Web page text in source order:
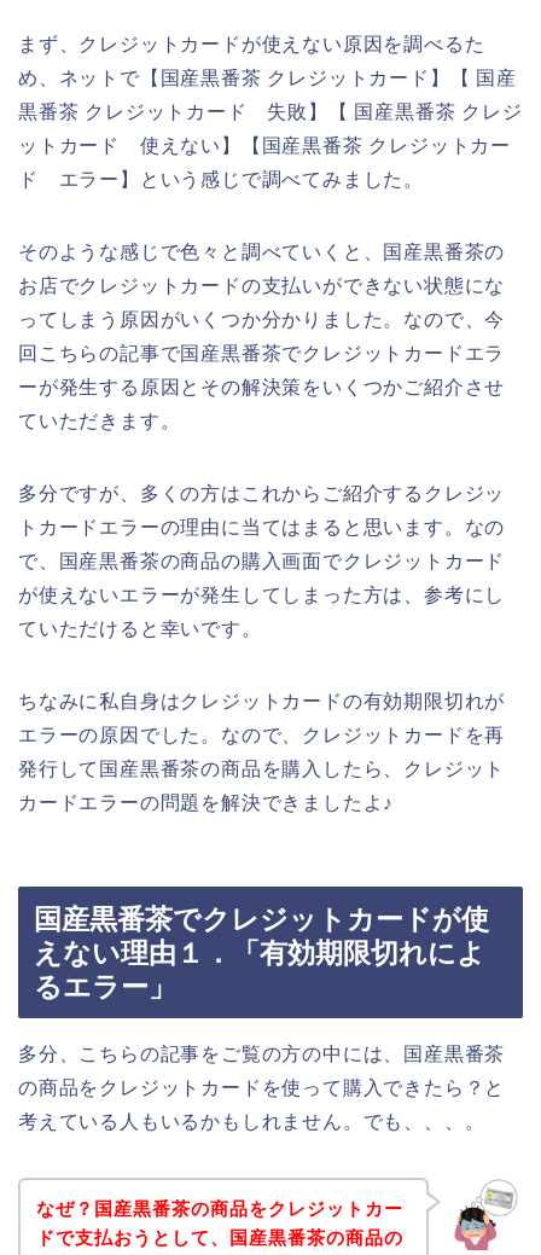
まず、クレジットカードが使えない原因を調べるた
め、ネットで【国産黒番茶 クレジットカード】【 国産
黒番茶 クレジットカード 失敗】【 国産黒番茶 クレジ
ットカード 使えない】【国産黒番茶 クレジットカー
ド エラー】という感じで調べてみました。
そのような感じで色々と調べていくと、国産黒番茶の
お店でクレジットカードの支払いができない状態にな
ってしまう原因がいくつか分かりました。なので、今
回こちらの記事で国産黒番茶でクレジットカードエラ
ーが発生する原因とその解決策をいくつかご紹介させ
ていただきます。
多分ですが、多くの方はこれからご紹介するクレジッ
トカードエラーの理由に当てはまると思います。なの
で、国産黒番茶の商品の購入画面でクレジットカード
が使えないエラーが発生してしまった方は、参考にし
ていただけると幸いです。
ちなみに私自身はクレジットカードの有効期限切れが
エラーの原因でした。なので、クレジットカードを再
発行して国産黒番茶の商品を購入したら、クレジット
カードエラーの問題を解決できましたよ♪
国産黒番茶でクレジットカードが使
えない理由１．「有効期限切れによ
るエラー」
多分、こちらの記事をご覧の方の中には、国産黒番茶
の商品をクレジットカードを使って購入できたら？と
考えている人もいるかもしれません。でも、、、。
なぜ？国産黒番茶の商品をクレジットカー
ドで支払おうとして、国産黒番茶の商品の